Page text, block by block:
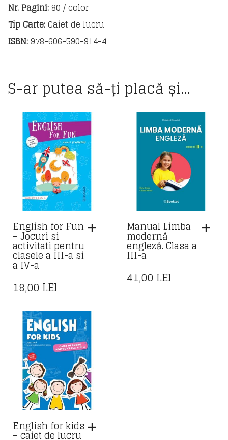
Nr. Pagini:80 / color
Tip Carte:Caiet de lucru
ISBN:978-606-590-914-4
S-ar putea să-ți placă și…
English for Fun
– Jocuri si
activitati pentru
clasele a III-a si
a IV-a
18,00 LEI
Manual Limba
modernă
engleză. Clasa a
III-a
41,00 LEI
English for kids
– caiet de lucru